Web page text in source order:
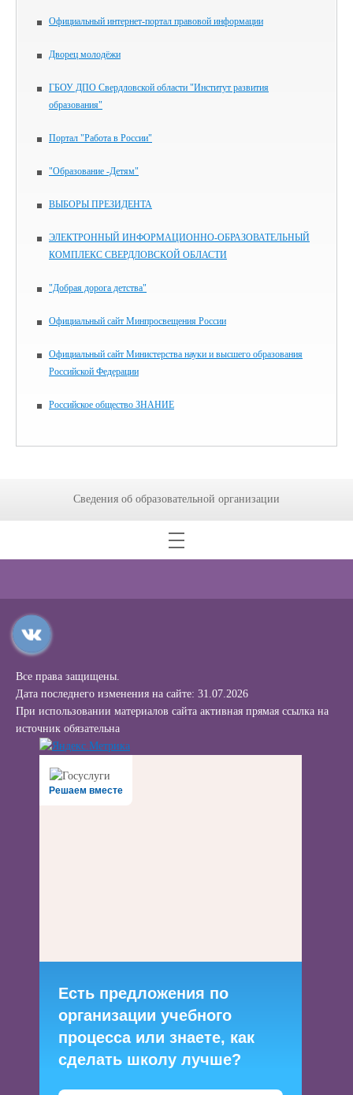
Официальный интернет-портал правовой информации
Дворец молодёжи
ГБОУ ДПО Свердловской области "Институт развития
образования"
Портал "Работа в России"
"Образование -Детям"
ВЫБОРЫ ПРЕЗИДЕНТА
ЭЛЕКТРОННЫЙ ИНФОРМАЦИОННО-ОБРАЗОВАТЕЛЬНЫЙ
КОМПЛЕКС СВЕРДЛОВСКОЙ ОБЛАСТИ
"Добрая дорога детства"
Официальный сайт Минпросвещения России
Официальный сайт Министерства науки и высшего образования
Российской Федерации
Российское общество ЗНАНИЕ
Сведения об образовательной организации
Все права защищены.
Дата последнего изменения на сайте: 31.07.2026
При использовании материалов сайта активная прямая ссылка на
источник обязательна
Решаем вместе
Есть предложения по
организации учебного
процесса или знаете, как
сделать школу лучше?